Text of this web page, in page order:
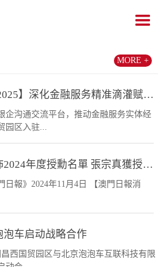
U+创享汇【2025】深化金融服务精准滴灌赋能发展...
企沟通交流平台，推动金融服务实体经
园区入驻...
特區政府公佈2024年度授勳名單 張宗真獲授予專業...
日報》2024年11月4日 【澳門日報消
泡车启动战略合作
西国贸园区与北京泡泡车互联科技有限
MORE +